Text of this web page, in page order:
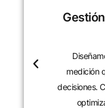
causas y
de